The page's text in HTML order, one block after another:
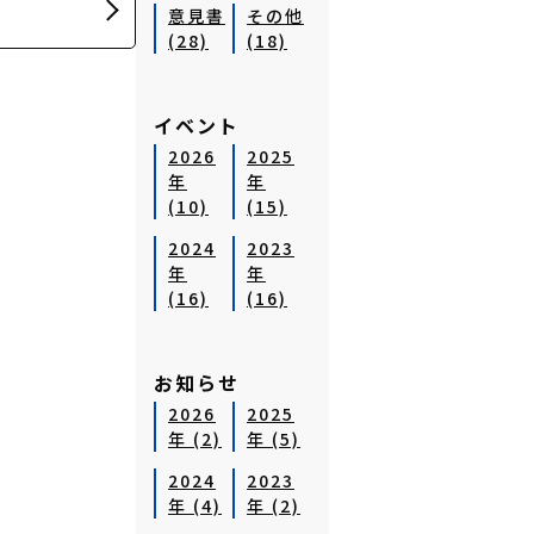
意見書
(28)
その他
(18)
イベント
2026
年
(10)
2025
年
(15)
2024
年
(16)
2023
年
(16)
お知らせ
2026
年 (2)
2025
年 (5)
2024
年 (4)
2023
年 (2)